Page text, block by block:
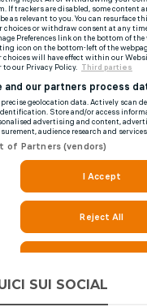
SUI SOCIAL